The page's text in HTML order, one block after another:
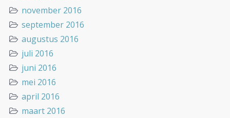
november 2016
september 2016
augustus 2016
juli 2016
juni 2016
mei 2016
april 2016
maart 2016